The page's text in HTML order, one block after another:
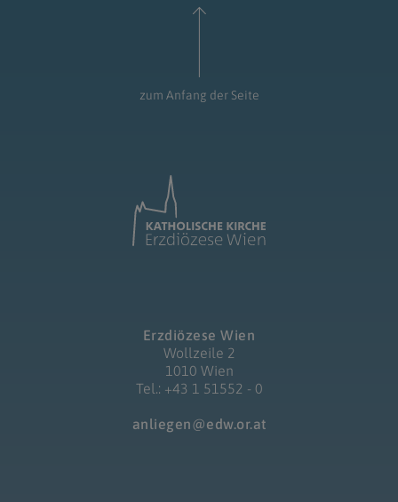
zum Anfang der Seite
Erzdiözese Wien
Wollzeile 2
1010 Wien
Tel.: +43 1 51552 - 0
anliegen@edw.or.at